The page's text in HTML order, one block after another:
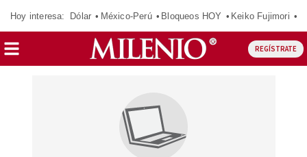
Hoy interesa: Dólar México-Perú Bloqueos HOY Keiko Fujimori
REGÍSTRATE